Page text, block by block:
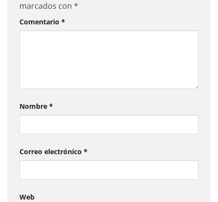
marcados con *
Comentario *
Nombre *
Correo electrónico *
Web